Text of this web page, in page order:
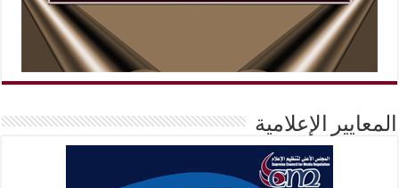
المعايير الإعلامية